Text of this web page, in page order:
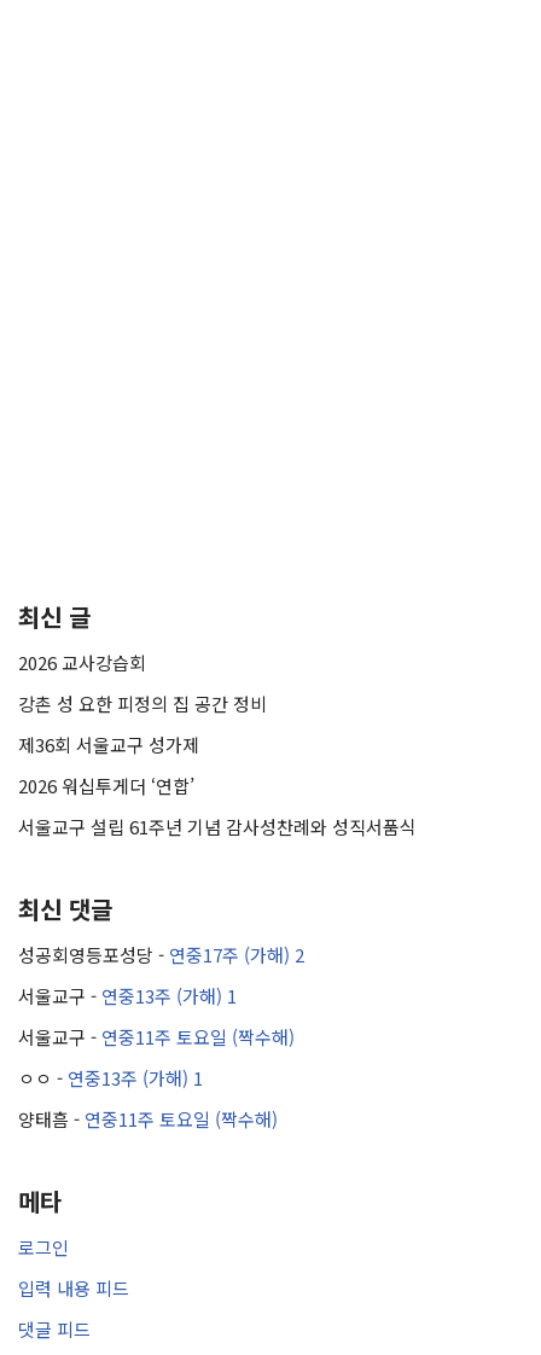
최신 글
2026 교사강습회
강촌 성 요한 피정의 집 공간 정비
제36회 서울교구 성가제
2026 워십투게더 ‘연합’
서울교구 설립 61주년 기념 감사성찬례와 성직서품식
최신 댓글
성공회영등포성당 - 연중17주 (가해) 2
서울교구 - 연중13주 (가해) 1
서울교구 - 연중11주 토요일 (짝수해)
ㅇㅇ - 연중13주 (가해) 1
양태흠 - 연중11주 토요일 (짝수해)
메타
로그인
입력 내용 피드
댓글 피드